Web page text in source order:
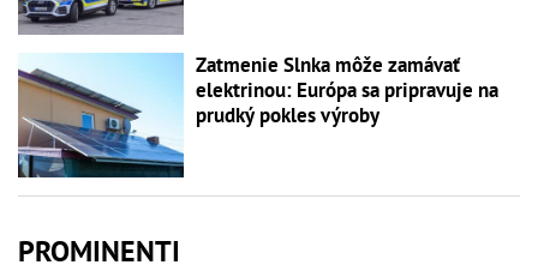
Zatmenie Slnka môže zamávať
elektrinou: Európa sa pripravuje na
prudký pokles výroby
PROMINENTI